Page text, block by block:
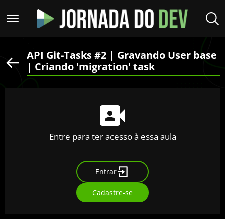
API Git-Tasks #2 | Gravando User base
| Criando 'migration' task
Entre para ter acesso à essa aula
Entrar
Cadastre-se